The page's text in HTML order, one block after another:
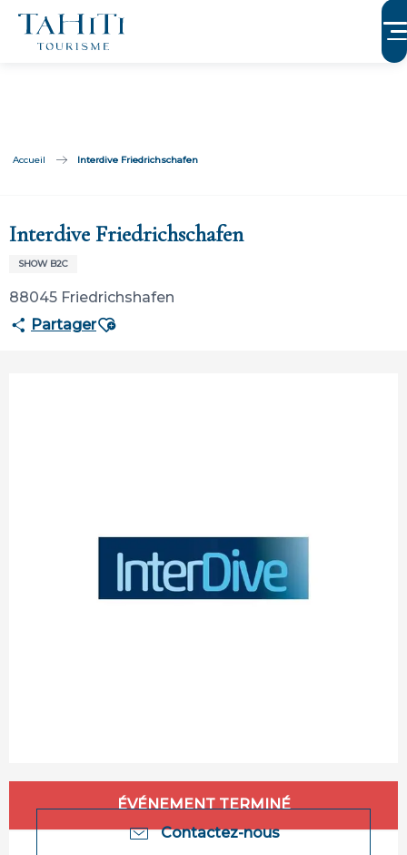
Aller
contenu
Accueil Interdive Friedrichschafen
Interdive Friedrichschafen
SHOW B2C
88045 Friedrichshafen
PartagerAjouter aux favoris
Ouverture et coordonnées
ÉVÉNEMENT TERMINÉ
Contactez-nous